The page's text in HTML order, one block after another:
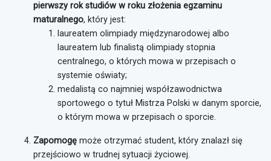
pierwszy rok studiów w roku złożenia egzaminu
maturalnego, który jest:
laureatem olimpiady międzynarodowej albo
laureatem lub finalistą olimpiady stopnia
centralnego, o których mowa w przepisach o
systemie oświaty;
medalistą co najmniej współzawodnictwa
sportowego o tytuł Mistrza Polski w danym sporcie,
o którym mowa w przepisach o sporcie.
Zapomogę może otrzymać student, który znalazł się
przejściowo w trudnej sytuacji życiowej.